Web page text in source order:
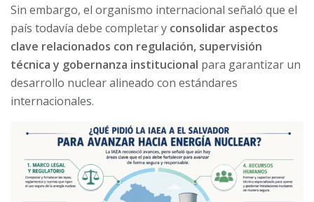
Sin embargo, el organismo internacional señaló que el
país todavía debe completar y consolidar aspectos
clave relacionados con regulación, supervisión
técnica y gobernanza institucional para garantizar un
desarrollo nuclear alineado con estándares
internacionales.